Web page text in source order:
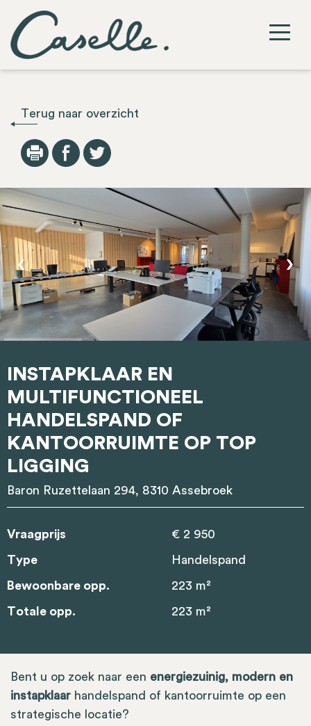
Terug naar overzicht
INSTAPKLAAR EN
MULTIFUNCTIONEEL
HANDELSPAND OF
KANTOORRUIMTE OP TOP
LIGGING
Baron Ruzettelaan 294, 8310 Assebroek
Vraagprijs € 2 950
Type Handelspand
Bewoonbare opp. 223 m²
Totale opp. 223 m²
‹ ›
Bent u op zoek naar een energiezuinig, modern en
instapklaar handelspand of kantoorruimte op een
strategische locatie?